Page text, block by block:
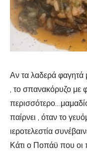
Αν τα λαδερά φαγητά
, το σπανακόρυζο με
παίρνει , όταν το
ιεροτελεστία
Κάτι ο Ποπάϋ που οι